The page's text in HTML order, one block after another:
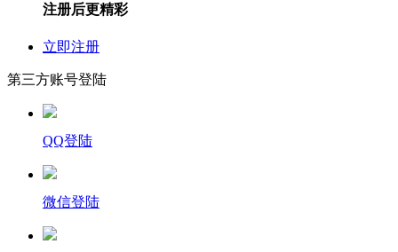
注册后更精彩
立即注册
第三方账号登陆
QQ登陆
微信登陆